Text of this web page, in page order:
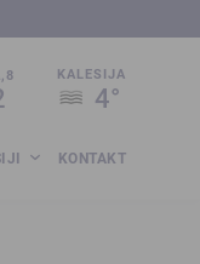
KALESIJA
4°
KONTAKT